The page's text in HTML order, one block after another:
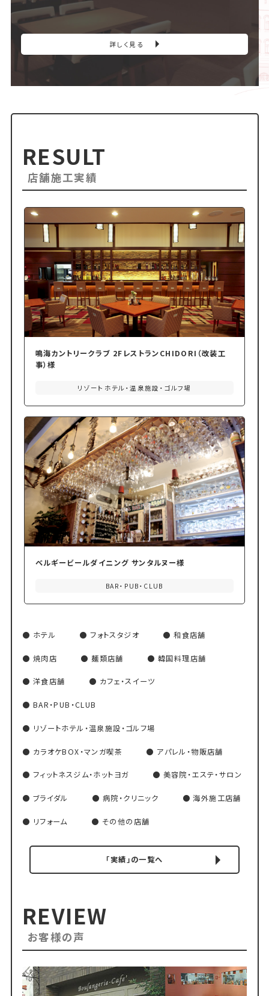
詳しく見る
RESULT
店舗施工実績
鳴海カントリークラブ 2FレストランCHIDORI（改装工
事）様
リゾートホテル・温泉施設・ゴルフ場
ベルギービールダイニング サンタルヌー様
BAR・PUB・CLUB
ホテル フォトスタジオ 和食店舗
焼肉店 麺類店舗 韓国料理店舗
洋食店舗 カフェ・スイーツ
BAR・PUB・CLUB
リゾートホテル・温泉施設・ゴルフ場
カラオケBOX・マンガ喫茶 アパレル・物販店舗
フィットネスジム・ホットヨガ 美容院・エステ・サロン
ブライダル 病院・クリニック 海外施工店舗
リフォーム その他の店舗
「実績」の一覧へ
REVIEW
お客様の声